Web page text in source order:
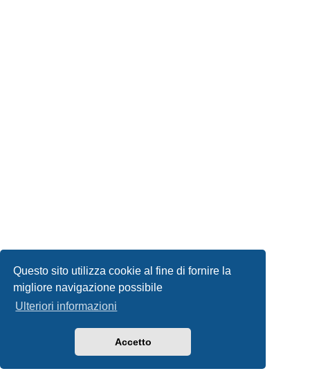
Questo sito utilizza cookie al fine di fornire la
migliore navigazione possibile
Ulteriori informazioni
Accetto